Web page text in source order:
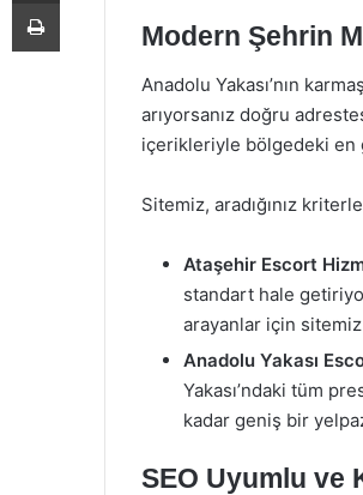
Modern Şehrin
Anadolu Yakası’nın
arıyorsanız doğru
içerikleriyle bölgedeki en
Sitemiz, aradığınız
Ataşehir Escort
standart hale
arayanlar için
Anadolu Yakası
Yakası’ndaki tüm
kadar geniş bir
SEO Uyumlu ve